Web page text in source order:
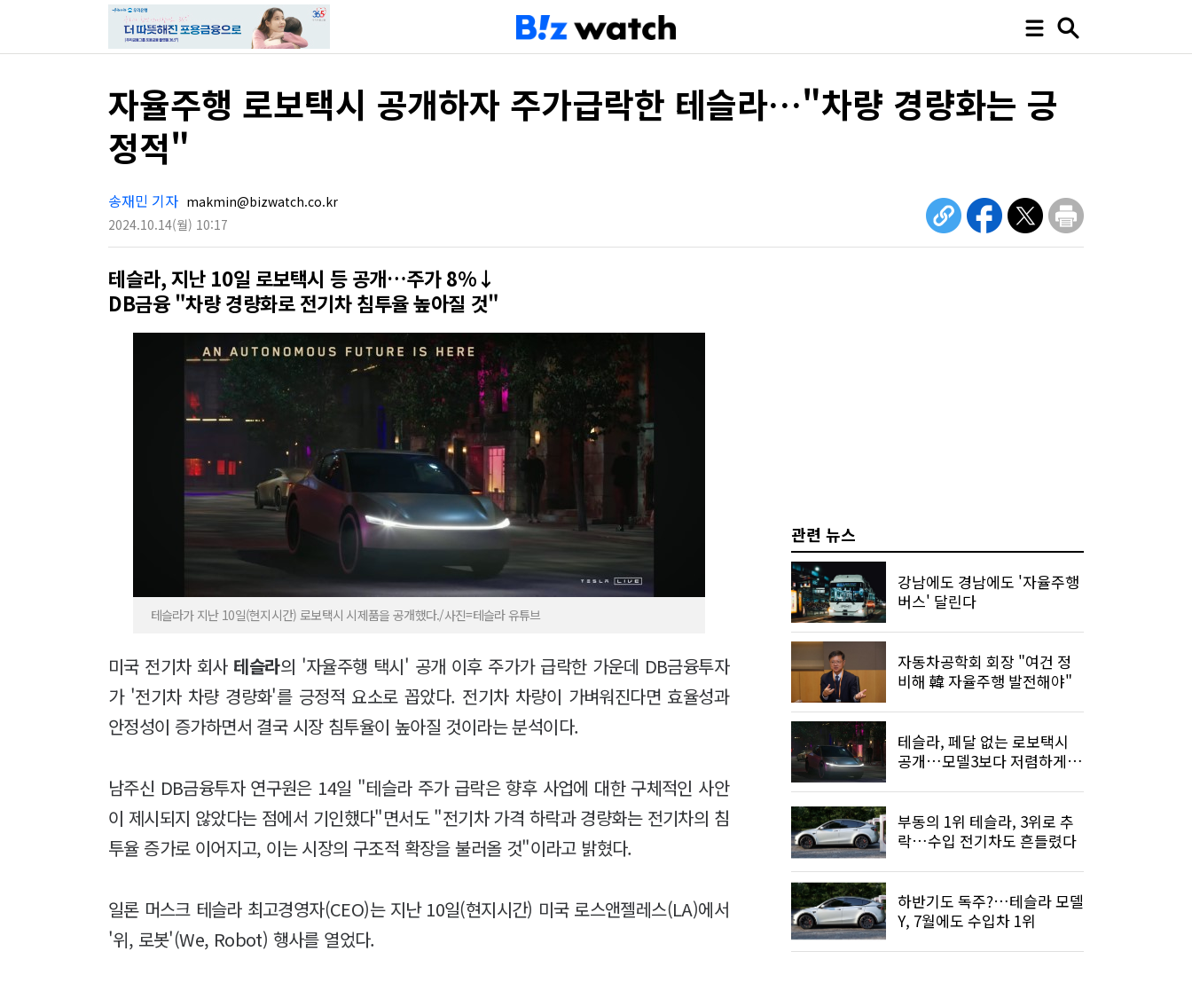
자율주행 로보택시 공개하자 주가급락한 테슬라…"차량 경량화는 긍
정적"
송재민 기자 makmin@bizwatch.co.kr
2024.10.14(월) 10:17
테슬라, 지난 10일 로보택시 등 공개…주가 8%↓
DB금융 "차량 경량화로 전기차 침투율 높아질 것"
테슬라가 지난 10일(현지시간) 로보택시 시제품을 공개했다./사진=테슬라 유튜브
미국 전기차 회사 테슬라의 '자율주행 택시' 공개 이후 주가가 급락한 가운데 DB금융투자
가 '전기차 차량 경량화'를 긍정적 요소로 꼽았다. 전기차 차량이 가벼워진다면 효율성과
안정성이 증가하면서 결국 시장 침투율이 높아질 것이라는 분석이다.
남주신 DB금융투자 연구원은 14일 "테슬라 주가 급락은 향후 사업에 대한 구체적인 사안
이 제시되지 않았다는 점에서 기인했다"면서도 "전기차 가격 하락과 경량화는 전기차의 침
투율 증가로 이어지고, 이는 시장의 구조적 확장을 불러올 것"이라고 밝혔다.
일론 머스크 테슬라 최고경영자(CEO)는 지난 10일(현지시간) 미국 로스앤젤레스(LA)에서
'위, 로봇'(We, Robot) 행사를 열었다.
관련 뉴스
강남에도 경남에도 '자율주행
버스' 달린다
자동차공학회 회장 "여건 정
비해 韓 자율주행 발전해야"
테슬라, 페달 없는 로보택시
공개…모델3보다 저렴하게
부동의 1위 테슬라, 3위로 추
락…수입 전기차도 흔들렸다
하반기도 독주?…테슬라 모델
Y, 7월에도 수입차 1위